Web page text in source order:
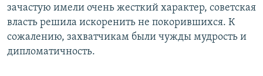
зачастую имели очень жесткий характер, советская
власть решила искоренить не покорившихся. К
сожалению, захватчикам были чужды мудрость и
дипломатичность.